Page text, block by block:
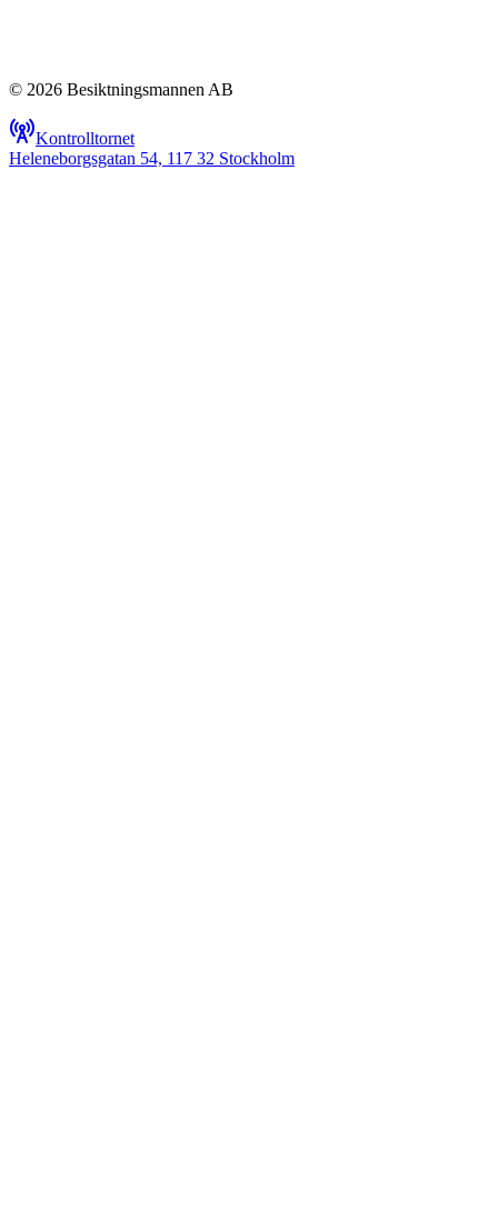
© 2026 Besiktningsmannen AB
Kontrolltornet
Heleneborgsgatan 54, 117 32 Stockholm